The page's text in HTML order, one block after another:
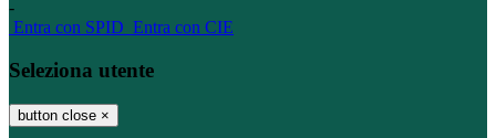
-
Entra con SPID Entra con CIE
Seleziona utente
button close ×